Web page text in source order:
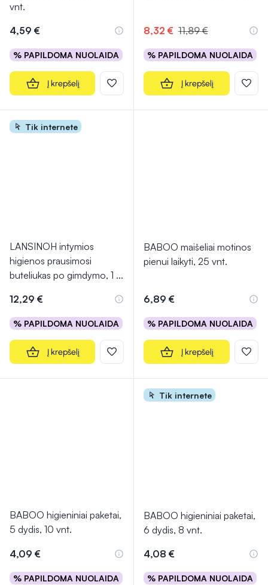
vnt.
4,59 €
% PAPILDOMA NUOLAIDA
Į krepšelį
8,32 € 11,89 €
% PAPILDOMA NUOLAIDA
Į krepšelį
Tik internete
LANSINOH intymios
higienos prausimosi
buteliukas po gimdymo, 1 ...
12,29 €
% PAPILDOMA NUOLAIDA
Į krepšelį
BABOO maišeliai motinos
pienui laikyti, 25 vnt.
6,89 €
% PAPILDOMA NUOLAIDA
Į krepšelį
BABOO higieniniai paketai,
5 dydis, 10 vnt.
4,09 €
% PAPILDOMA NUOLAIDA
Tik internete
BABOO higieniniai paketai,
6 dydis, 8 vnt.
4,08 €
% PAPILDOMA NUOLAIDA